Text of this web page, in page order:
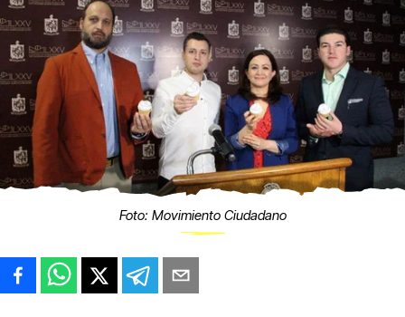
Foto: Movimiento Ciudadano